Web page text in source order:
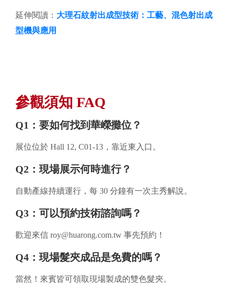
延伸閱讀： 大理石紋射出成型技術：工藝、混色射出成
型機與應用
參觀須知 FAQ
Q1：要如何找到華嶸攤位？
展位位於 Hall 12, C01-13，靠近東入口。
Q2：現場展示何時進行？
自動產線持續運行，每 30 分鐘有一次主秀解說。
Q3：可以預約技術諮詢嗎？
歡迎來信 roy@huarong.com.tw 事先預約！
Q4：現場髮夾成品是免費的嗎？
當然！來賓皆可領取現場製成的雙色髮夾。